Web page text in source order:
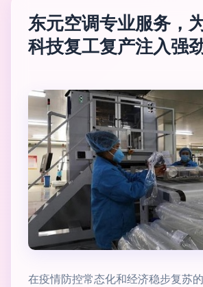
东元空调专业服务，
科技复工复产注入强
在疫情防控常态化和经济稳步复苏